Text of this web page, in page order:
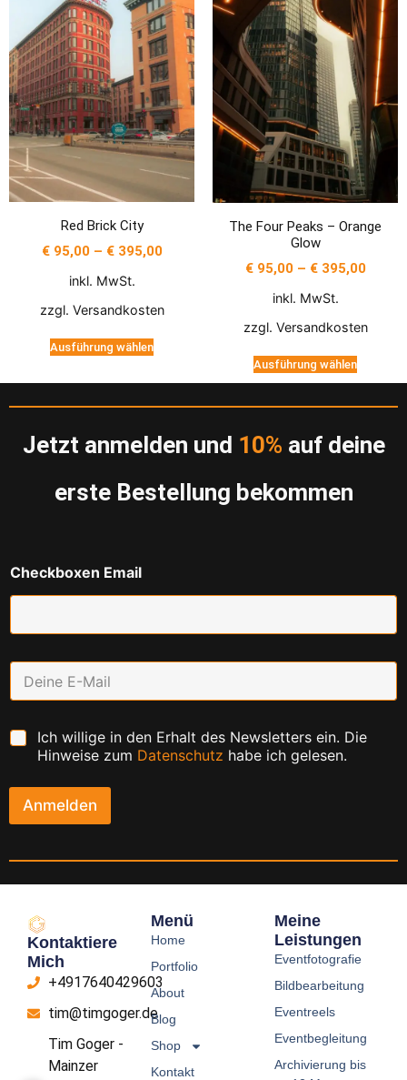
Red Brick City
€95,00– €395,00
inkl. MwSt.
zzgl. Versandkosten
Ausführung wählen
The Four Peaks – Orange
Glow
€95,00– €395,00
inkl. MwSt.
zzgl. Versandkosten
Ausführung wählen
Jetzt anmelden und 10% auf deine
erste Bestellung bekommen
Checkboxen Email
E
a
lC
c
b
x
Ich willige in den Erhalt des Newsletters ein. Die
Hinweise zum Datenschutz habe ich gelesen.
Anmelden
Kontaktiere
Mich
+4917640429603
tim@timgoger.de
Tim Goger -
Mainzer
Menü
Home
Portfolio
About
Blog
Shop
Kontakt
Meine
Leistungen
Eventfotografie
Bildbearbeitung
Eventreels
Eventbegleitung
Archivierung bis